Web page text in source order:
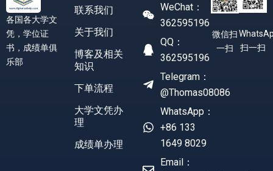
各国各大学文
凭，学位证
书，成绩单俱
乐部
联系我们
关于我们
博客及相关
知识
下单流程
大学文凭办
理
成绩单办理
WeChat：
362595196
QQ：
362595196
Telegram：
@Thomas08086
WhatsApp：
+86 133
1649 8029
Email：
微信扫
一扫
扫一扫